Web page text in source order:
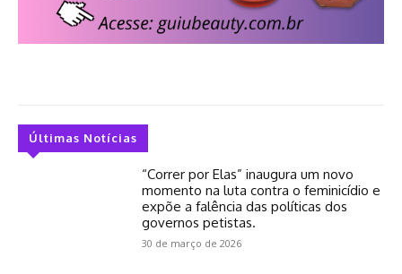
Últimas Notícias
“Correr por Elas” inaugura um novo
momento na luta contra o feminicídio e
expõe a falência das políticas dos
governos petistas.
30 de março de 2026